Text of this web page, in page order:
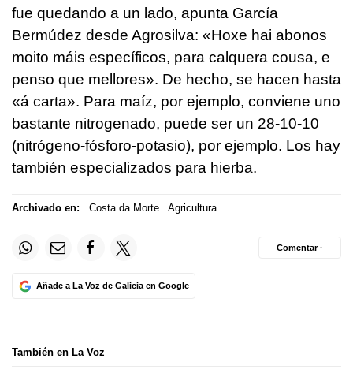
fue quedando a un lado, apunta García
Bermúdez desde Agrosilva: «Hoxe hai abonos
moito máis específicos, para calquera cousa, e
penso que mellores». De hecho, se hacen hasta
«á carta». Para maíz, por ejemplo, conviene uno
bastante nitrogenado, puede ser un 28-10-10
(nitrógeno-fósforo-potasio), por ejemplo. Los hay
también especializados para hierba.
Archivado en: Costa da Morte Agricultura
Añade a La Voz de Galicia en Google
Comentar ·
También en La Voz